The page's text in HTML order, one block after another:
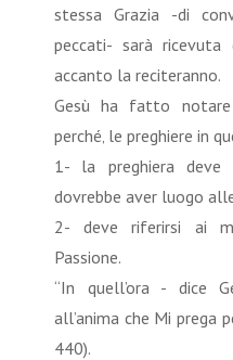
stessa Grazia -di
peccati- sarà
accanto la reciteranno.
Gesù ha fatto notare
perché‚ le preghiere in
1- la preghiera
dovrebbe aver luogo
2- deve riferirsi ai
Passione.
“In quell’ora - dice
all’anima che Mi prega
440).